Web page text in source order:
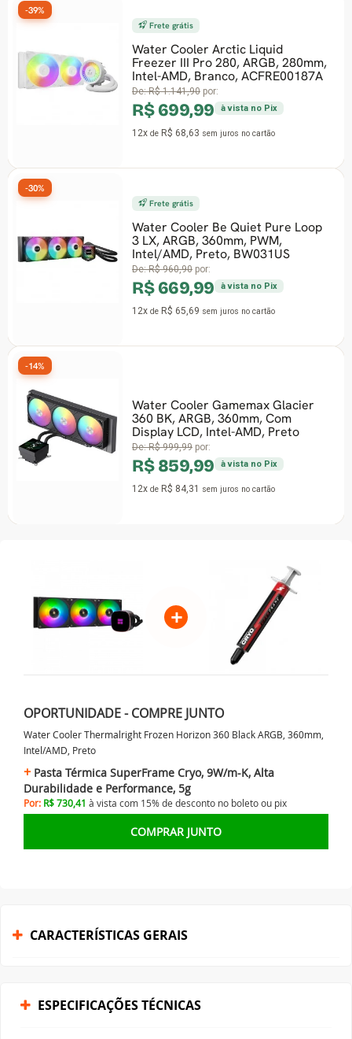
Frete grátis
Water Cooler Arctic Liquid
Freezer III Pro 280, ARGB, 280mm,
Intel-AMD, Branco, ACFRE00187A
De:R$ 1.141,90por:
R$ 699,99 à vista no Pix
12xdeR$ 68,63sem juros no cartão
-39%
Frete grátis
Water Cooler Be Quiet Pure Loop
3 LX, ARGB, 360mm, PWM,
Intel/AMD, Preto, BW031US
De:R$ 960,90por:
R$ 669,99 à vista no Pix
12xdeR$ 65,69sem juros no cartão
-30%
Water Cooler Gamemax Glacier
360 BK, ARGB, 360mm, Com
Display LCD, Intel-AMD, Preto
De:R$ 999,99por:
R$ 859,99 à vista no Pix
12xdeR$ 84,31sem juros no cartão
-14%
+
OPORTUNIDADE - COMPRE JUNTO
Water Cooler Thermalright Frozen Horizon 360 Black ARGB, 360mm,
Intel/AMD, Preto
Pasta Térmica SuperFrame Cryo, 9W/m-K, Alta
Durabilidade e Performance, 5g
Por: R$ 730,41 à vista com 15% de desconto no boleto ou pix
COMPRAR JUNTO
CARACTERÍSTICAS GERAIS
ESPECIFICAÇÕES TÉCNICAS